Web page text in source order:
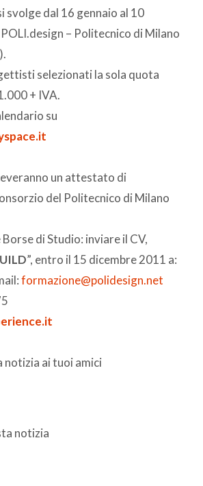
svolge dal 16 gennaio al 10
– Politecnico di Milano
selezionati la sola quota
+ IVA.
su
un attestato di
del Politecnico di Milano
di Studio: inviare il CV,
”, entro il 15 dicembre 2011 a:
formazione@polidesign.net
notizia ai tuoi amici
notizia